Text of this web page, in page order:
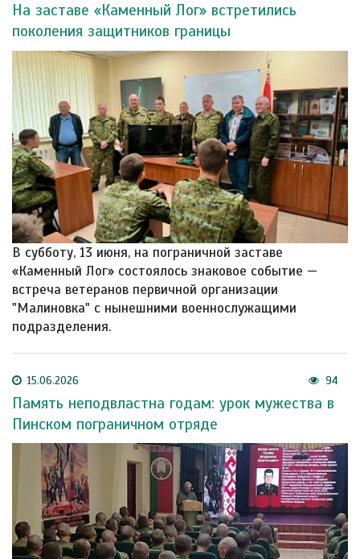
На заставе «Каменный Лог» встретились
поколения защитников границы
В субботу, 13 июня, на пограничной заставе
«Каменный Лог» состоялось знаковое событие —
встреча ветеранов первичной организации
"Малиновка" с нынешними военнослужащими
подразделения.
15.06.2026 94
Память неподвластна годам: урок мужества в
Пинском пограничном отряде